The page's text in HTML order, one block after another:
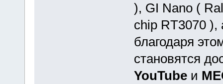
), GI Nano (
chip RT3070 ),
благодаря
становятся
YouTubeи